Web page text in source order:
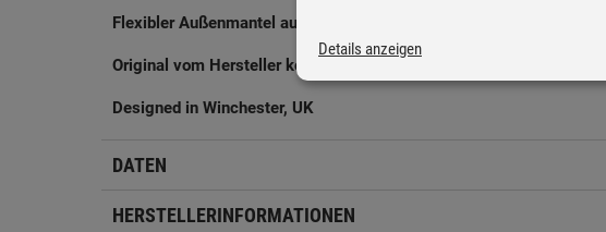
Flexibler Außenmantel aus grauem PVC
Original vom Hersteller konfektioniert
Designed in Winchester, UK
DATEN
HERSTELLERINFORMATIONEN
Details anzeigen